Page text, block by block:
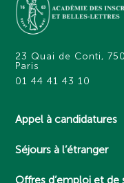
23 Quai de Conti,
Paris
01 44 41 43 10
Appel à candidatures
Séjours à l’étranger
Offres d’emploi et de